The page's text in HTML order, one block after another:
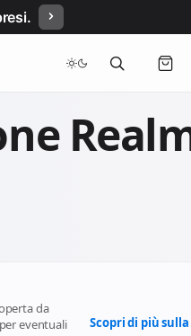
da
eventuali
Scopri di più